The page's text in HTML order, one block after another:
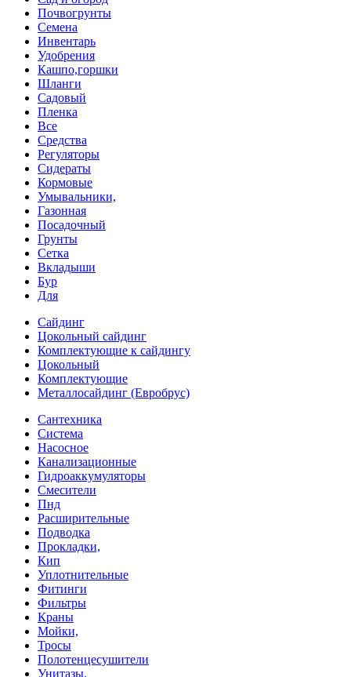
Почвогрунты
Семена
Инвентарь
Удобрения
Кашпо,горшки
Шланги
Садовый
Пленка
Все
Средства
Регуляторы
Сидераты
Кормовые
Умывальники,
Газонная
Посадочный
Грунты
Сетка
Вкладыши
Бур
Для
Сайдинг
Цокольный сайдинг
Комплектующие к сайдингу
Цокольный
Комплектующие
Металлосайдинг (Евробрус)
Сантехника
Система
Насосное
Канализационные
Гидроаккумуляторы
Смесители
Пнд
Расширительные
Подводка
Прокладки,
Кип
Уплотнительные
Фитинги
Фильтры
Краны
Мойки,
Тросы
Полотенцесушители
Унитазы,